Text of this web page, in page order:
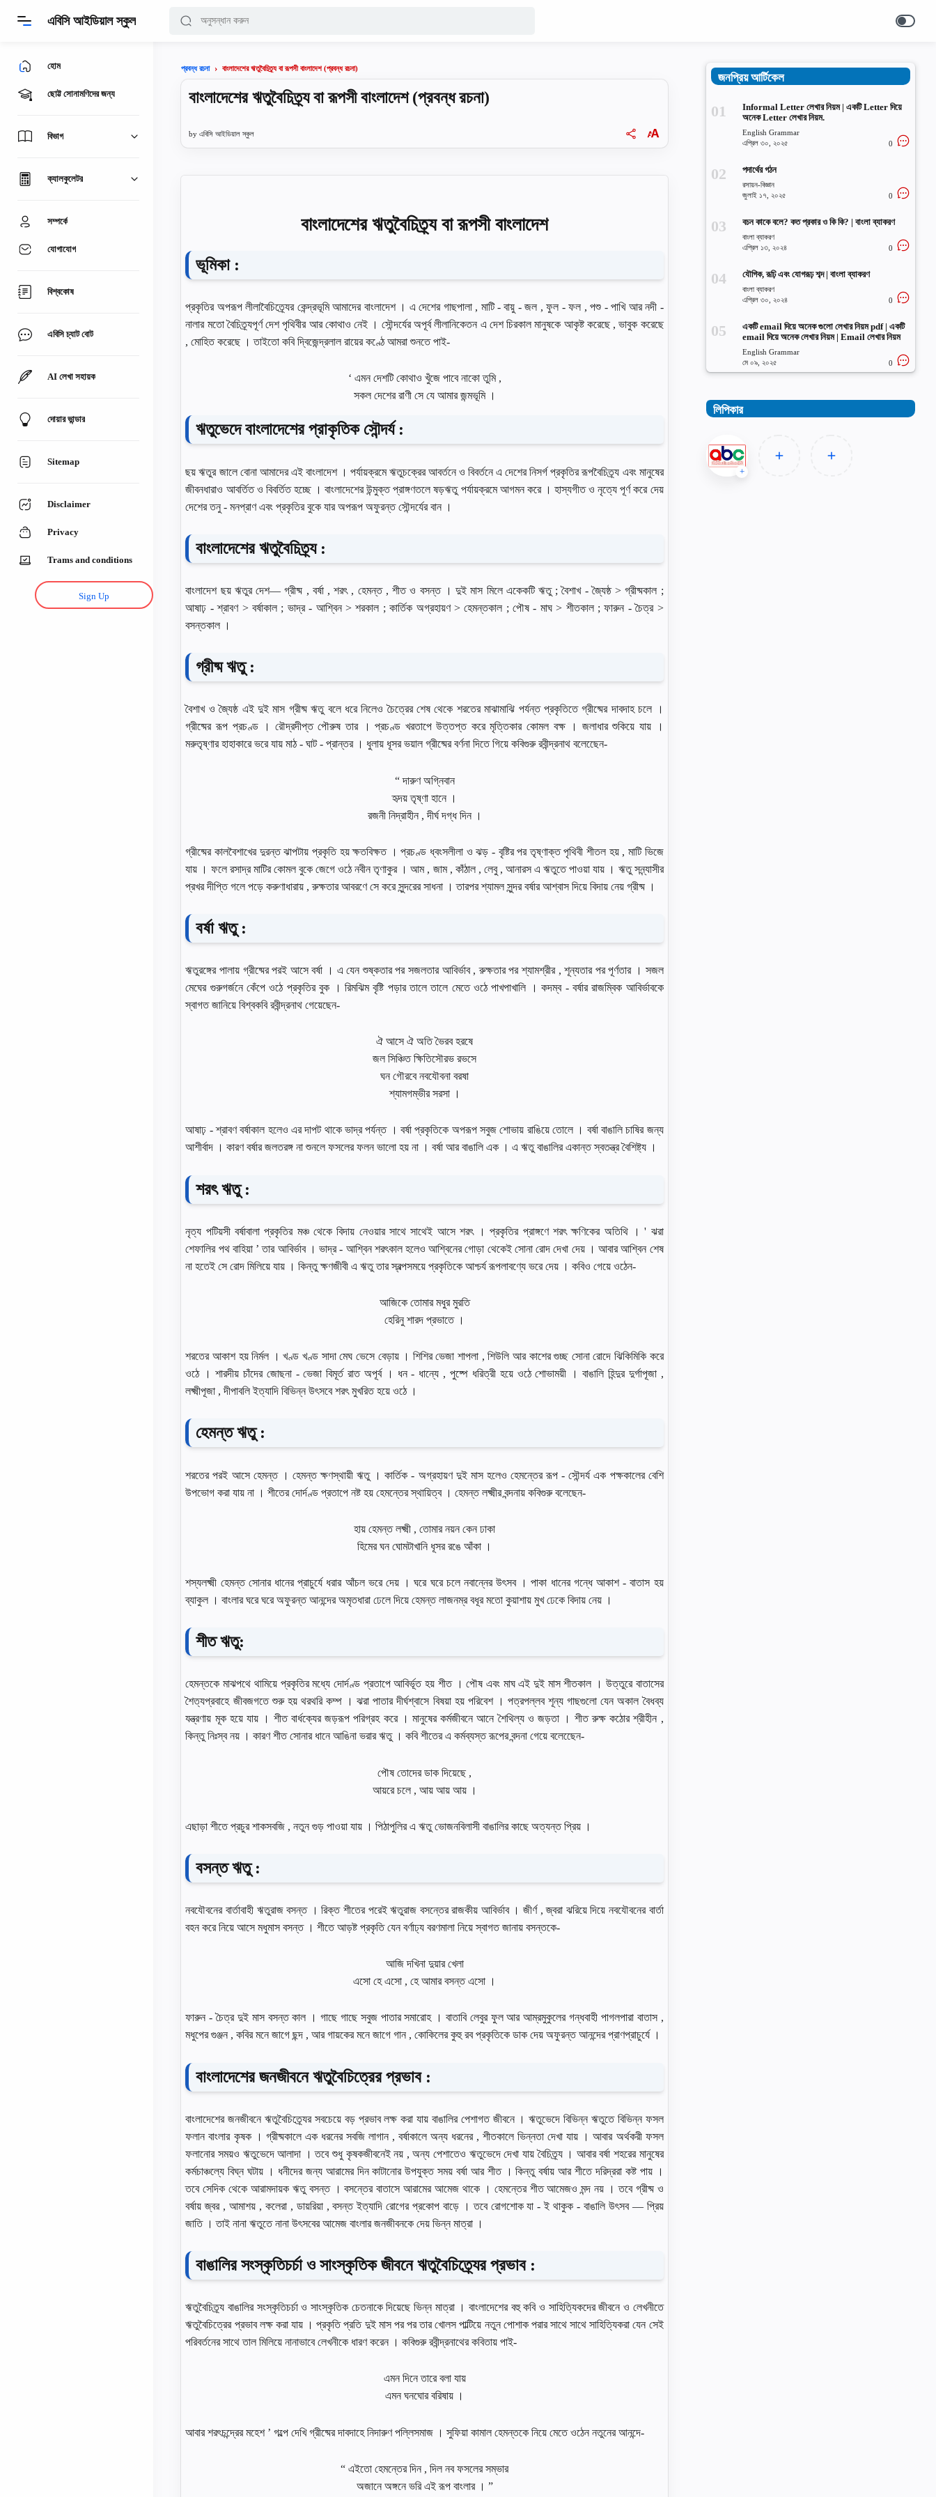
এবিসি আইডিয়াল স্কুল
প্রবন্ধ রচনা বাংলাদেশের ঋতুবৈচিত্র্য বা রূপসী বাংলাদেশ (প্রবন্ধ রচনা)
বাংলাদেশের ঋতুবৈচিত্র্য বা রূপসী বাংলাদেশ (প্রবন্ধ রচনা)
এবিসি আইডিয়াল স্কুল
বাংলাদেশের ঋতুবৈচিত্র্য বা রূপসী বাংলাদেশ
ভূমিকা :
প্রকৃতির অপরূপ লীলাবৈচিত্র্যের কেন্দ্রভূমি আমাদের বাংলাদেশ । এ দেশের গাছপালা , মাটি - বায়ু - জল , ফুল - ফল , পশু - পাখি আর নদী -
নালার মতাে বৈচিত্র্যপূর্ণ দেশ পৃথিবীর আর কোথাও নেই । সৌন্দর্যের অপূর্ব লীলানিকেতন এ দেশ চিরকাল মানুষকে আকৃষ্ট করেছে , ভাবুক করেছে
, মােহিত করেছে । তাইতাে কবি দ্বিজেন্দ্রলাল রায়ের কণ্ঠে আমরা শুনতে পাই-
‘ এমন দেশটি কোথাও খুঁজে পাবে নাকো তুমি ,
সকল দেশের রাণী সে যে আমার জন্মভূমি ।
ঋতুভেদে বাংলাদেশের প্রাকৃতিক সৌন্দর্য :
ছয় ঋতুর জালে বােনা আমাদের এই বাংলাদেশ । পর্যায়ক্রমে ঋতুচক্রের আবর্তনে ও বিবর্তনে এ দেশের নিসর্গ প্রকৃতির রূপবৈচিত্র্য এবং মানুষের
জীবনধারাও আবর্তিত ও বিবর্তিত হচ্ছে । বাংলাদেশের উন্মুক্ত প্রাঙ্গণতলে ষড়ঋতু পর্যায়ক্রমে আগমন করে । হাস্যগীত ও নৃত্যে পূর্ণ করে দেয়
দেশের তনু - মনপ্রাণ এবং প্রকৃতির বুকে যার অপরূপ অফুরন্ত সৌন্দর্যের বান ।
বাংলাদেশের ঋতুবৈচিত্র্য :
বাংলাদেশ ছয় ঋতুর দেশ— গ্রীষ্ম , বর্ষা , শরৎ , হেমন্ত , শীত ও বসন্ত । দুই মাস মিলে একেকটি ঋতু ; বৈশাখ - জ্যৈষ্ঠ > গ্রীষ্মকাল ;
আষাঢ় - শ্রাবণ > বর্ষাকাল ; ভাদ্র - আশ্বিন > শরকাল ; কার্তিক অগ্রহায়ণ > হেমন্তকাল ; পৌষ - মাঘ > শীতকাল ; ফারুন - চৈত্র >
বসন্তকাল ।
গ্রীষ্ম ঋতু :
বৈশাখ ও জ্যৈষ্ঠ এই দুই মাস গ্রীষ্ম ঋতু বলে ধরে নিলেও চৈত্রের শেষ থেকে শরতের মাঝামাঝি পর্যন্ত প্রকৃতিতে গ্রীষ্মের দাবদাহ চলে ।
গ্রীষ্মের রূপ প্রচণ্ড । রৌদ্রদীপ্ত পৌরুষ তার । প্রচণ্ড খরতাপে উত্তপ্ত করে মৃত্তিকার কোমল বক্ষ । জলাধার শুকিয়ে যায় ।
মরুতৃষ্ণার হাহাকারে ভরে যায় মাঠ - ঘাট - প্রান্তর । ধুলায় ধূসর ভয়াল গ্রীষ্মের বর্ণনা দিতে গিয়ে কবিগুরু রবীন্দ্রনাথ বলেছেেন-
“ দারুণ অগ্নিবান
হৃদয় তৃষ্ণা হানে ।
রজনী নিদ্রাহীন , দীর্ঘ দগ্ধ দিন ।
গ্রীষ্মের কালবৈশাখের দুরন্ত ঝাপটায় প্রকৃতি হয় ক্ষতবিক্ষত । প্রচণ্ড ধ্বংসলীলা ও ঝড় - বৃষ্টির পর তৃষ্ণাক্ত পৃথিবী শীতল হয় , মাটি ভিজে
যায় । ফলে রসাদ্র মাটির কোমল বুকে জেগে ওঠে নবীন তৃণাকুর । আম , জাম , কাঁঠাল , লেবু , আনারস এ ঋতুতে পাওয়া যায় । ঋতু সন্ন্যাসীর
প্রখর দীপ্তি গলে পড়ে করুণাধারায় , রুক্ষতার আবরণে সে করে সুন্দরের সাধনা । তারপর শ্যামল সুন্দর বর্ষার আশ্বাস দিয়ে বিদায় নেয় গ্রীষ্ম ।
বর্ষা ঋতু :
ঋতুরঙ্গের পালায় গ্রীষ্মের পরই আসে বর্ষা । এ যেন শুষ্কতার পর সজলতার আবির্ভাব , রুক্ষতার পর শ্যামশ্রীর , শূন্যতার পর পূর্ণতার । সজল
মেঘের গুরুগর্জনে কেঁপে ওঠে প্রকৃতির বুক । রিমঝিম বৃষ্টি পড়ার তালে তালে মেতে ওঠে পাখপাখালি । কদম্ব - বর্ষার রাজম্বিক আবির্ভাবকে
স্বাগত জানিয়ে বিশ্বকবি রবীন্দ্রনাথ গেয়েছেন-
ঐ আসে ঐ অতি ভৈরব হরষে
জল সিঞ্চিত ক্ষিতিসৌরভ রভসে
ঘন গৌরবে নবযৌবনা বরষা
শ্যামগম্ভীর সরসা ।
আষাঢ় - শ্রাবণ বর্ষাকাল হলেও এর দাপট থাকে ভাদ্র পর্যন্ত । বর্ষা প্রকৃতিকে অপরূপ সবুজ শােভায় রাঙিয়ে তােলে । বর্ষা বাঙালি চাষির জন্য
আশীর্বাদ । কারণ বর্ষার জলতরঙ্গ না শুনলে ফসলের ফলন ভালাে হয় না । বর্ষা আর বাঙালি এক । এ ঋতু বাঙালির একান্ত স্বতন্ত্র বৈশিষ্ট্য ।
শরৎ ঋতু :
নৃত্য পটিয়সী বর্ষাবালা প্রকৃতির মঞ্চ থেকে বিদায় নেওয়ার সাথে সাথেই আসে শরৎ । প্রকৃতির প্রাঙ্গণে শরৎ ক্ষণিকের অতিথি । ' ঝরা
শেফালির পথ বাহিয়া ’ তার আবির্ভাব । ভাদ্র - আশ্বিন শরৎকাল হলেও আশ্বিনের গােড়া থেকেই সােনা রােদ দেখা দেয় । আবার আশ্বিন শেষ
না হতেই সে রােদ মিলিয়ে যায় । কিন্তু ক্ষণজীবী এ ঋতু তার স্বল্পসময়ে প্রকৃতিকে আশ্চর্য রূপলাবণ্যে ভরে দেয় । কবিও গেয়ে ওঠেন-
আজিকে তােমার মধুর মুরতি
হেরিনু শারদ প্রভাতে ।
শরতের আকাশ হয় নির্মল । খণ্ড খণ্ড সাদা মেঘ ভেসে বেড়ায় । শিশির ভেজা শাপলা , শিউলি আর কাশের গুচ্ছ সােনা রােদে ঝিকিমিকি করে
ওঠে । শারদীয় চাঁদের জোছনা - ভেজা বিমূর্ত রাত অপূর্ব । ধন - ধান্যে , পুষ্পে ধরিত্রী হয়ে ওঠে শােভাময়ী । বাঙালি হিন্দুর দুর্গাপূজা ,
লক্ষ্মীপূজা , দীপাবলি ইত্যাদি বিভিন্ন উৎসবে শরৎ মুখরিত হয়ে ওঠে ।
হেমন্ত ঋতু :
শরতের পরই আসে হেমন্ত । হেমন্ত ক্ষণস্থায়ী ঋতু । কার্তিক - অগ্রহায়ণ দুই মাস হলেও হেমন্তের রূপ - সৌন্দর্য এক পক্ষকালের বেশি
উপভােগ করা যায় না । শীতের দোর্দণ্ড প্রতাপে নষ্ট হয় হেমন্তের স্থায়িত্ব । হেমন্ত লক্ষ্মীর বন্দনায় কবিগুরু বলেছেন-
হায় হেমন্ত লক্ষ্মী , তােমার নয়ন কেন ঢাকা
হিমের ঘন ঘােমটাখানি ধূসর রঙে আঁকা ।
শস্যলক্ষ্মী হেমন্ত সােনার ধানের প্রাচুর্যে ধরার আঁচল ভরে দেয় । ঘরে ঘরে চলে নবান্নের উৎসব । পাকা ধানের গন্ধে আকাশ - বাতাস হয়
ব্যাকুল । বাংলার ঘরে ঘরে অফুরন্ত আনন্দের অমৃতধারা ঢেলে দিয়ে হেমন্ত লাজনম্র বধূর মতাে কুয়াশায় মুখ ঢেকে বিদায় নেয় ।
শীত ঋতু:
হেমন্তকে মাঝপথে থামিয়ে প্রকৃতির মধ্যে দোর্দণ্ড প্রতাপে আবির্ভূত হয় শীত । পৌষ এবং মাঘ এই দুই মাস শীতকাল । উত্তুরে বাতাসের
শৈত্যপ্রবাহে জীবজগতে শুরু হয় থরথরি কম্প । ঝরা পাতার দীর্ঘশ্বাসে বিষয়া হয় পরিবেশ । পত্রপল্লব শূন্য গাছগুলাে যেন অকাল বৈধব্য
যন্ত্রণায় মূক হয়ে যায় । শীত বার্ধক্যের জড়রূপ পরিগ্রহ করে । মানুষের কর্মজীবনে আনে শৈথিল্য ও জড়তা । শীত রুক্ষ কঠোর শ্রীহীন ,
কিন্তু নিঃস্ব নয় । কারণ শীত সােনার ধানে আঙিনা ভরার ঋতু । কবি শীতের এ কর্মব্যস্ত রূপের বন্দনা গেয়ে বলেছেেন-
পৌষ তােদের ডাক দিয়েছে ,
আয়রে চলে , আয় আয় আয় ।
এছাড়া শীতে প্রচুর শাকসবজি , নতুন গুড় পাওয়া যায় । পিঠাপুলির এ ঋতু ভােজনবিলাসী বাঙালির কাছে অত্যন্ত প্রিয় ।
বসন্ত ঋতু :
নবযৌবনের বার্তাবাহী ঋতুরাজ বসন্ত । রিক্ত শীতের পরেই ঋতুরাজ বসন্তের রাজকীয় আবির্ভাব । জীর্ণ , জ্বরা ঝরিয়ে দিয়ে নবযৌবনের বার্তা
বহন করে নিয়ে আসে মধুমাস বসন্ত । শীতে আড়ষ্ট প্রকৃতি যেন বর্ণাঢ্য বরণমালা নিয়ে স্বাগত জানায় বসন্তকে-
আজি দখিনা দুয়ার খেলা
এসাে হে এসাে , হে আমার বসন্ত এসাে ।
ফারুন - চৈত্র দুই মাস বসন্ত কাল । গাছে গাছে সবুজ পাতার সমারােহ । বাতাবি লেবুর ফুল আর আম্রমুকুলের গন্ধবাহী পাগলপারা বাতাস ,
মধুপের গুঞ্জন , কবির মনে জাগে ছন্দ , আর গায়কের মনে জাগে গান , কোকিলের কুহু রব প্রকৃতিকে ডাক দেয় অফুরন্ত আনন্দের প্রাণপ্রাচুর্যে ।
বাংলাদেশের জনজীবনে ঋতুবৈচিত্রের প্রভাব :
বাংলাদেশের জনজীবনে ঋতুবৈচিত্র্যের সবচেয়ে বড় প্রভাব লক্ষ করা যায় বাঙালির পেশাগত জীবনে । ঋতুভেদে বিভিন্ন ঋতুতে বিভিন্ন ফসল
ফলান বাংলার কৃষক । গ্রীষ্মকালে এক ধরনের সবজি লাগান , বর্ষাকালে অন্য ধরনের , শীতকালে ভিন্নতা দেখা যায় । আবার অর্থকরী ফসল
ফলানাের সময়ও ঋতুভেদে আলাদা । তবে শুধু কৃষকজীবনেই নয় , অন্য পেশাতেও ঋতুভেদে দেখা যায় বৈচিত্র্য । আবার বর্ষা শহরের মানুষের
কর্মচাঞ্চল্যে বিঘ্ন ঘটায় । ধনীদের জন্য আরামের দিন কাটানাের উপযুক্ত সময় বর্ষা আর শীত । কিন্তু বর্ষায় আর শীতে দরিদ্ররা কষ্ট পায় ।
তবে সেদিক থেকে আরামদায়ক ঋতু বসন্ত । বসন্তের বাতাসে আরামের আমেজ থাকে । হেমন্তের শীত আমেজও মন্দ নয় । তবে গ্রীষ্ম ও
বর্ষায় জ্বর , আমাশয় , কলেরা , ডায়রিয়া , বসন্ত ইত্যাদি রােগের প্রকোপ বাড়ে । তবে রােগশােক যা - ই থাকুক - বাঙালি উৎসব — প্রিয়
জাতি । তাই নানা ঋতুতে নানা উৎসবের আমেজ বাংলার জনজীবনকে দেয় ভিন্ন মাত্রা ।
বাঙালির সংস্কৃতিচর্চা ও সাংস্কৃতিক জীবনে ঋতুবৈচিত্র্যের প্রভাব :
ঋতুবৈচিত্র্য বাঙালির সংস্কৃতিচর্চা ও সাংস্কৃতিক চেতনাকে দিয়েছে ভিন্ন মাত্রা । বাংলাদেশের বহু কবি ও সাহিত্যিকদের জীবনে ও লেখনীতে
ঋতুবৈচিত্রের প্রভাব লক্ষ করা যায় । প্রকৃতি প্রতি দুই মাস পর পর তার খােলস পাল্টিয়ে নতুন পােশাক পরার সাথে সাথে সাহিত্যিকরা যেন সেই
পরিবর্তনের সাথে তাল মিলিয়ে নানাভাবে লেখনীকে ধারণ করেন । কবিগুরু রবীন্দ্রনাথের কবিতায় পাই-
এমন দিনে তারে বলা যায়
এমন ঘনঘাের বরিষায় ।
আবার শরৎচন্দ্রের মহেশ ’ গল্পে দেখি গ্রীষ্মের দাবদাহে নিদারুণ পল্লিসমাজ । সুফিয়া কামাল হেমন্তকে নিয়ে মেতে ওঠেন নতুনের আনন্দে-
“ এইতাে হেমন্তের দিন , দিল নব ফসলের সম্ভার
অজানে অঙ্গনে ভরি এই রূপ বাংলার । ”
জনপ্রিয় আর্টিকেল
Informal Letter লেখার নিয়ম | একটি Letter দিয়ে
অনেক Letter লেখার নিয়ম.
English Grammar
এপ্রিল ৩০, ২০২৫
0
পদার্থের গঠন
রসায়ন-বিজ্ঞান
জুলাই ১৭, ২০২৫
0
বচন কাকে বলে? কত প্রকার ও কি কি? | বাংলা ব্যাকরণ
বাংলা ব্যাকরণ
এপ্রিল ১৩, ২০২৪
0
যৌগিক, রূঢ়ি এবং যোগরূঢ় শব্দ | বাংলা ব্যাকরণ
বাংলা ব্যাকরণ
এপ্রিল ৩০, ২০২৪
0
একটি email দিয়ে অনেক গুলো লেখার নিয়ম pdf | একটি
email দিয়ে অনেক লেখার নিয়ম | Email লেখার নিয়ম
English Grammar
মে ০৯, ২০২৫
0
লিপিকার
হোম
ছোট্ট সোনামণিদের জন্য
বিভাগ
ক্যালকুলেটর
সম্পর্কে
যোগাযোগ
বিশ্বকোষ
এবিসি চ্যাট বোট
AI লেখা সহায়ক
দোয়ার ভান্ডার
Sitemap
Disclaimer
Privacy
Trams and conditions
Sign Up